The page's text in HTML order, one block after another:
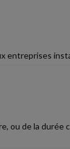
entreprises
ou de la durée